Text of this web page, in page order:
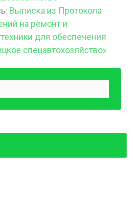
Выписка из Протокола
на ремонт и
для обеспечения
спецавтохозяйство»